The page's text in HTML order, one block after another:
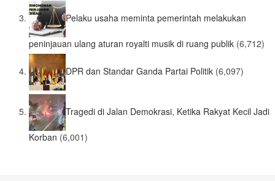
Pelaku usaha meminta pemerintah melakukan
peninjauan ulang aturan royalti musik di ruang publik (6,712)
DPR dan Standar Ganda Partai Politik (6,097)
Tragedi di Jalan Demokrasi, Ketika Rakyat Kecil Jadi
Korban (6,001)